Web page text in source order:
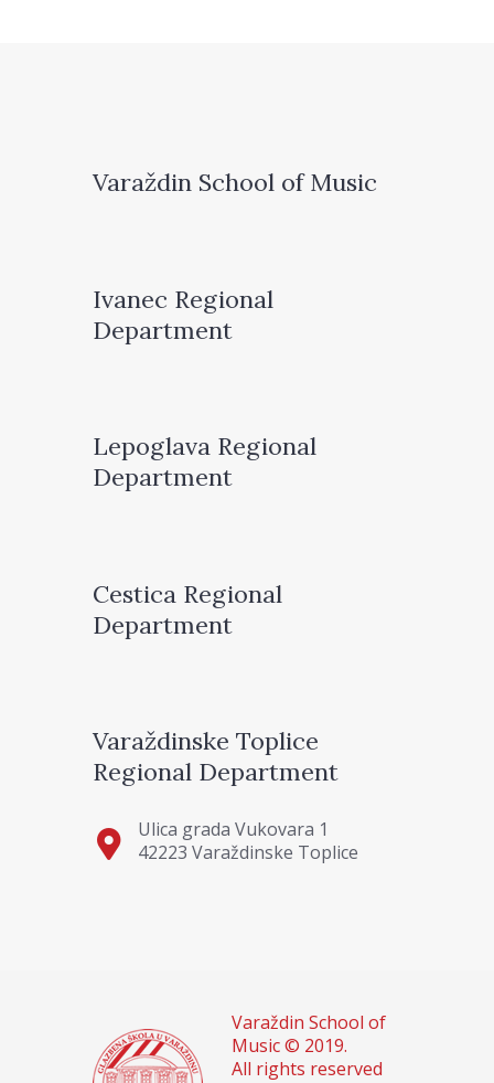
Varaždin School of Music
Ivanec Regional
Department
Lepoglava Regional
Department
Cestica Regional
Department
Varaždinske Toplice
Regional Department
Ulica grada Vukovara 1
42223 Varaždinske Toplice
Varaždin School of
Music © 2019.
All rights reserved